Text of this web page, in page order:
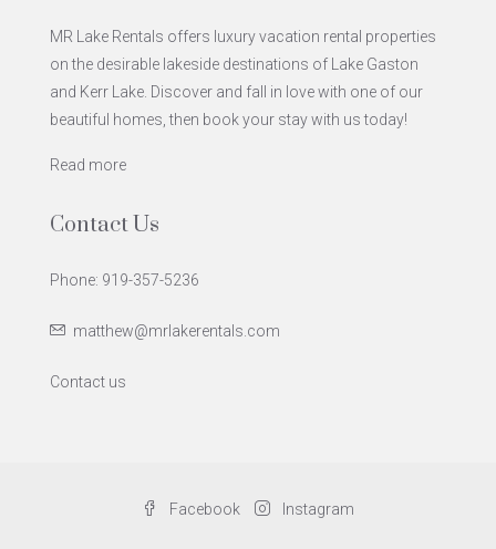
MR Lake Rentals offers luxury vacation rental properties
on the desirable lakeside destinations of Lake Gaston
and Kerr Lake. Discover and fall in love with one of our
beautiful homes, then book your stay with us today!
Read more
Contact Us
Phone: 919-357-5236
matthew@mrlakerentals.com
Contact us
Facebook Instagram